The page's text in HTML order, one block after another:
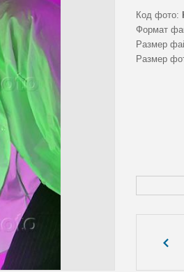
Код фото:
Формат
Размер
Размер